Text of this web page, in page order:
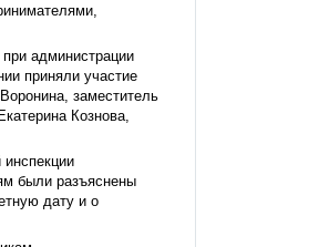
администрации
приняли участие
заместитель
Кознова,
были разъяснены
дату и о